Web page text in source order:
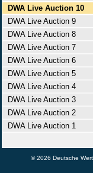
DWA Live Auction 10
DWA Live Auction 9
DWA Live Auction 8
DWA Live Auction 7
DWA Live Auction 6
DWA Live Auction 5
DWA Live Auction 4
DWA Live Auction 3
DWA Live Auction 2
DWA Live Auction 1
© 2026 Deutsche